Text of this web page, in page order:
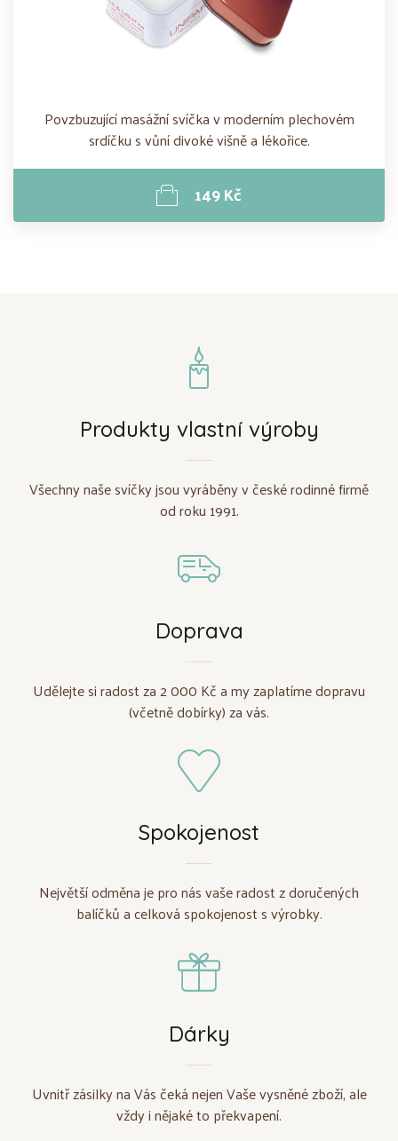
Povzbuzující masážní svíčka v moderním plechovém
srdíčku s vůní divoké višně a lékořice.
149 Kč
Produkty vlastní výroby
Všechny naše svíčky jsou vyráběny v české rodinné firmě
od roku 1991.
Doprava
Udělejte si radost za 2 000 Kč a my zaplatíme dopravu
(včetně dobírky) za vás.
Spokojenost
Největší odměna je pro nás vaše radost z doručených
balíčků a celková spokojenost s výrobky.
Dárky
Uvnitř zásilky na Vás čeká nejen Vaše vysněné zboží, ale
vždy i nějaké to překvapení.